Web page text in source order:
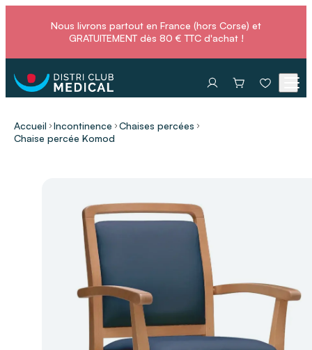
Nous livrons partout en France (hors Corse) et
GRATUITEMENT dès 80 € TTC d'achat !
Accueil Incontinence
Chaises percées
Chaise percée Komod